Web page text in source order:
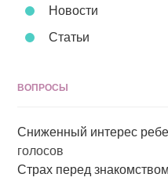
Новости
Статьи
ВОПРОСЫ
Сниженный интерес
голосов
Страх перед